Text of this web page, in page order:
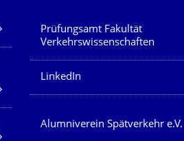
Prüfungsamt Fakultät
Verkehrswissenschaften
LinkedIn
Alumniverein Spätverkehr e.V.